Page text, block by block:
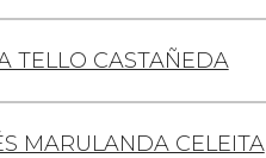
TELLO CASTAÑEDA
MARULANDA CELEITA